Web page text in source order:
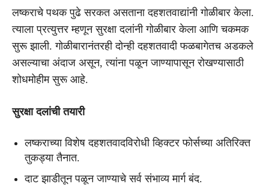
लष्कराचे पथक पुढे सरकत असताना दहशतवाद्यांनी गोळीबार केला.
त्याला प्रत्युत्तर म्हणून सुरक्षा दलांनी गोळीबार केला आणि चकमक
सुरू झाली. गोळीबारानंतरही दोन्ही दहशतवादी फळबागेतच अडकले
असल्याचा अंदाज असून, त्यांना पळून जाण्यापासून रोखण्यासाठी
शोधमोहीम सुरू आहे.
सुरक्षा दलांची तयारी
लष्कराच्या विशेष दहशतवादविरोधी व्हिक्टर फोर्सच्या अतिरिक्त
तुकड्या तैनात.
दाट झाडीतून पळून जाण्याचे सर्व संभाव्य मार्ग बंद.